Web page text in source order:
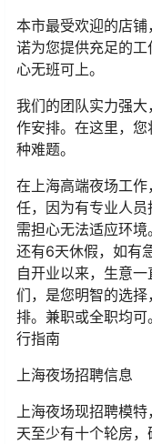
本市最受欢迎的店
诺为您提供充足的
心无班可上。
我们的团队实力强
作安排。在这里，
种难题。
在上海高端夜场工
任，因为有专业人
需担心无法适应环
还有6天休假，如有
自开业以来，生意
们，是您明智的选
排。兼职或全职均
行指南
上海夜场招聘信息
上海夜场现招聘模
天至少有十个轮房